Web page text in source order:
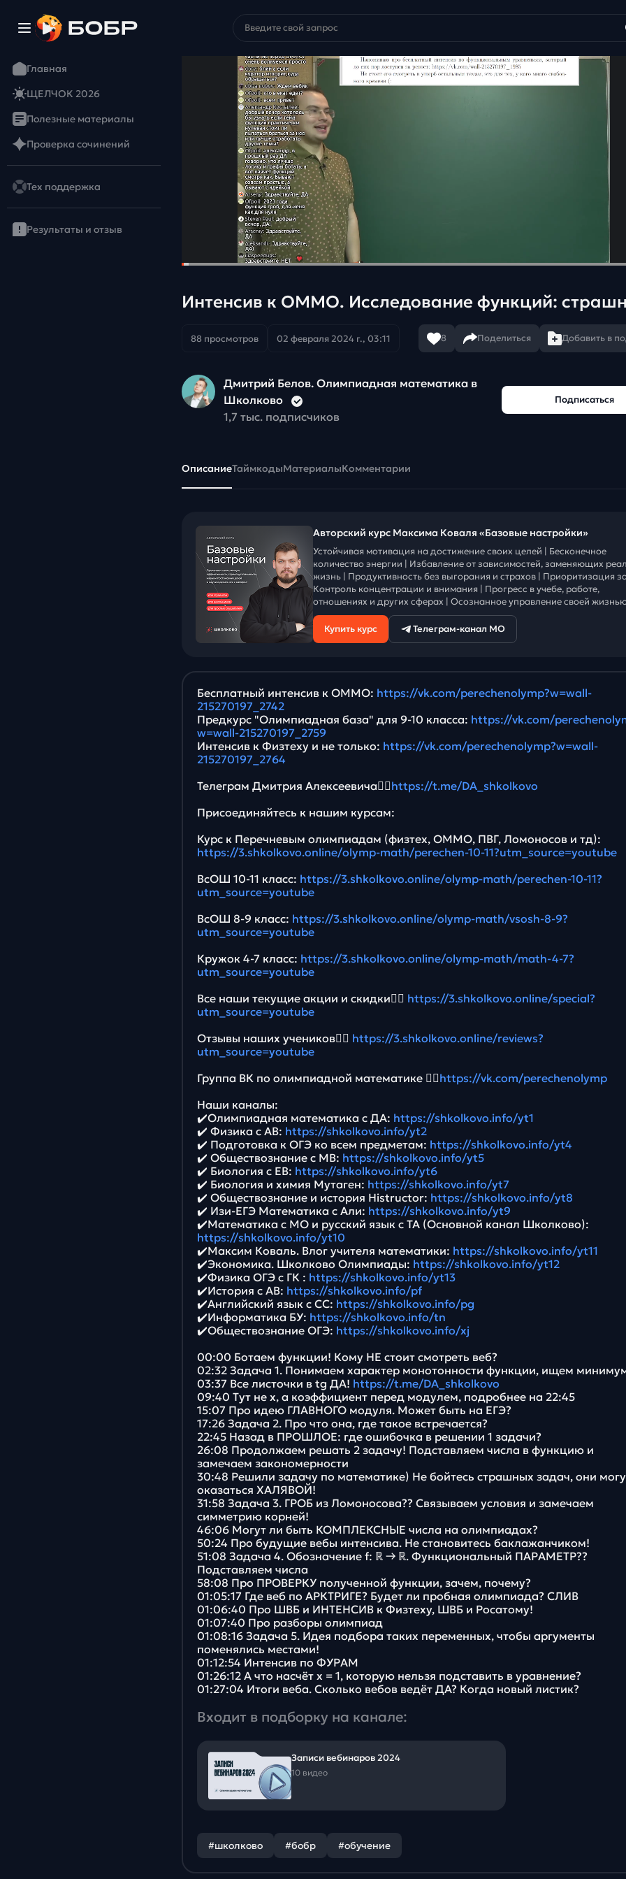
Главная
ЩЕЛЧОК 2026
Полезные материалы
Проверка сочинений
Тех поддержка
Результаты и отзыв
Интенсив к ОММО. Исследование функций:
88 просмотров 02 февраля 2024 г., 03:11 8 Поделиться Добавить в
Дмитрий Белов. Олимпиадная математика в
Школково
1,7 тыс. подписчиков
Подписаться
ОписаниеТаймкодыМатериалыКомментарии
Авторский курс Максима Коваля «Базовые настройки»
Устойчивая мотивация на достижение своих целей | Бесконечное
количество энергии | Избавление от зависимостей, заменяющих
жизнь | Продуктивность без выгорания и страхов | Приоритизация
Контроль концентрации и внимания | Прогресс в учебе, работе,
отношениях и других сферах | Осознанное управление своей
Купить курс Телеграм-канал МО
Бесплатный интенсив к ОММО: https://vk.com/perechenolymp?w=wall-
215270197_2742
Предкурс "Олимпиадная база" для 9-10 класса: https://vk.com/
w=wall-215270197_2759
Интенсив к Физтеху и не только: https://vk.com/perechenolymp?w=wall-
215270197_2764
Телеграм Дмитрия Алексеевича👉🏻https://t.me/DA_shkolkovo
Присоединяйтесь к нашим курсам:
Курс к Перечневым олимпиадам (физтех, ОММО, ПВГ, Ломоносов и тд):
https://3.shkolkovo.online/olymp-math/perechen-10-11?utm_source=youtube
ВсОШ 10-11 класс: https://3.shkolkovo.online/olymp-math/perechen-10-11?
utm_source=youtube
ВсОШ 8-9 класс: https://3.shkolkovo.online/olymp-math/vsosh-8-9?
utm_source=youtube
Кружок 4-7 класс: https://3.shkolkovo.online/olymp-math/math-4-7?
utm_source=youtube
Все наши текущие акции и скидки👉🏻 https://3.shkolkovo.online/special?
utm_source=youtube
Отзывы наших учеников👉🏻 https://3.shkolkovo.online/reviews?
utm_source=youtube
Группа ВК по олимпиадной математике 👉🏻https://vk.com/perechenolymp
Наши каналы:
✔️Олимпиадная математика с ДА: https://shkolkovo.info/yt1
✔️ Физика с АВ: https://shkolkovo.info/yt2
✔️ Подготовка к ОГЭ ко всем предметам: https://shkolkovo.info/yt4
✔️ Обществознание с МВ: https://shkolkovo.info/yt5
✔️ Биология с ЕВ: https://shkolkovo.info/yt6
✔️ Биология и химия Мутаген: https://shkolkovo.info/yt7
✔️ Обществознание и история Histructor: https://shkolkovo.info/yt8
✔️ Изи-ЕГЭ Математика с Али: https://shkolkovo.info/yt9
✔️Математика с МО и русский язык с ТА (Основной канал Школково):
https://shkolkovo.info/yt10
✔️Максим Коваль. Влог учителя математики: https://shkolkovo.info/yt11
✔️Экономика. Школково Олимпиады: https://shkolkovo.info/yt12
✔️Физика ОГЭ с ГК : https://shkolkovo.info/yt13
✔️История с АВ: https://shkolkovo.info/pf
✔️Английский язык с СС: https://shkolkovo.info/pg
✔️Информатика БУ: https://shkolkovo.info/tn
✔️Обществознание ОГЭ: https://shkolkovo.info/xj
00:00 Ботаем функции! Кому НЕ стоит смотреть веб?
02:32 Задача 1. Понимаем характер монотонности функции, ищем
03:37 Все листочки в tg ДА! https://t.me/DA_shkolkovo
09:40 Тут не x, а коэффициент перед модулем, подробнее на 22:45
15:07 Про идею ГЛАВНОГО модуля. Может быть на ЕГЭ?
17:26 Задача 2. Про что она, где такое встречается?
22:45 Назад в ПРОШЛОЕ: где ошибочка в решении 1 задачи?
26:08 Продолжаем решать 2 задачу! Подставляем числа в функцию и
замечаем закономерности
30:48 Решили задачу по математике) Не бойтесь страшных задач, они
оказаться ХАЛЯВОЙ!
31:58 Задача 3. ГРОБ из Ломоносова?? Связываем условия и замечаем
симметрию корней!
46:06 Могут ли быть КОМПЛЕКСНЫЕ числа на олимпиадах?
50:24 Про будущие вебы интенсива. Не становитесь баклажанчиком!
51:08 Задача 4. Обозначение f: ℝ → ℝ. Функциональный ПАРАМЕТР??
Подставляем числа
58:08 Про ПРОВЕРКУ полученной функции, зачем, почему?
01:05:17 Где веб по АРКТРИГЕ? Будет ли пробная олимпиада? СЛИВ
01:06:40 Про ШВБ и ИНТЕНСИВ к Физтеху, ШВБ и Росатому!
01:07:40 Про разборы олимпиад
01:08:16 Задача 5. Идея подбора таких переменных, чтобы аргументы
поменялись местами!
01:12:54 Интенсив по ФУРАМ
01:26:12 А что насчёт x = 1, которую нельзя подставить в уравнение?
01:27:04 Итоги веба. Сколько вебов ведёт ДА? Когда новый листик?
Входит в подборку на канале:
Записи вебинаров 2024
10 видео
#школково #бобр #обучение